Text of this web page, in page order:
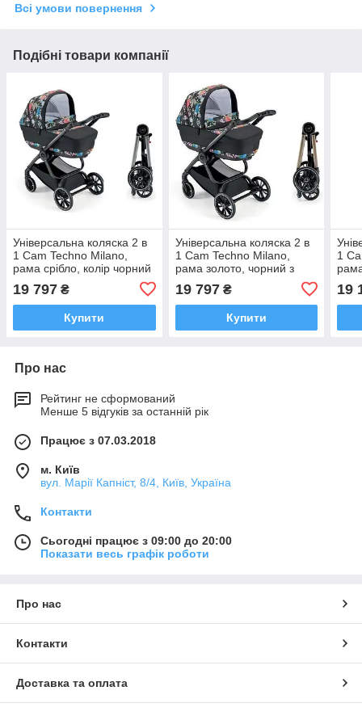
Всі умови повернення
Подібні товари компанії
Універсальна коляска 2 в
1 Cam Techno Milano,
рама срібло, колір чорний
19 797 ₴
Купити
Універсальна коляска 2 в
1 Cam Techno Milano,
рама золото, чорний з
(805T/V93/978/551K)
19 797₴
Купити
1
19
Про нас
Рейтинг не сформований
Менше 5 відгуків за останній рік
Працює з 07.03.2018
м. Київ
вул. Марії Капніст, 8/4, Київ, Україна
Контакти
Сьогодні працює з 09:00 до 20:00
Показати весь графік роботи
Про нас
Контакти
Доставка та оплата